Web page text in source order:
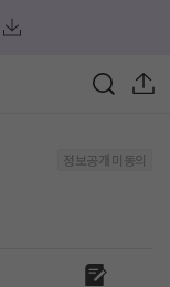
정보공개 미동의